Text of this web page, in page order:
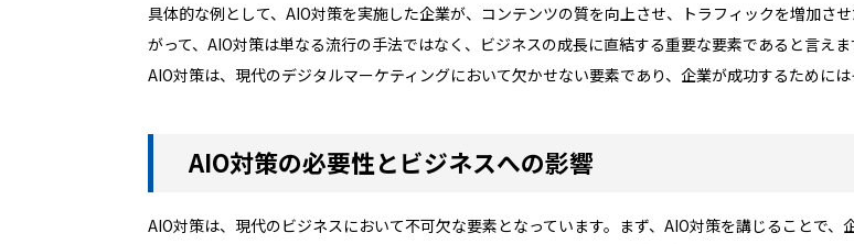
具体的な例として、AIO対策を実施した企業が、コンテンツの質を向上させ、トラフィックを増加さ
がって、AIO対策は単なる流行の手法ではなく、ビジネスの成長に直結する重要な要素であると言えま
AIO対策は、現代のデジタルマーケティングにおいて欠かせない要素であり、企業が成功するためには
AIO対策の必要性とビジネスへの影響
AIO対策は、現代のビジネスにおいて不可欠な要素となっています。まず、AIO対策を講じることで